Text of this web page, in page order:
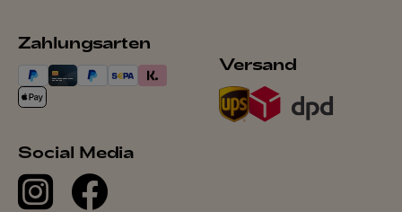
Zahlungsarten
Versand
Social Media